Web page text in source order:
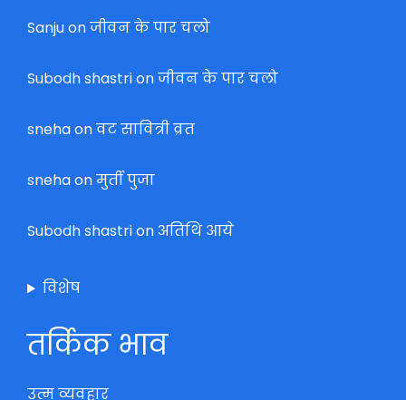
Sanjuonजीवन के पार चलो
Subodh shastrionजीवन के पार चलो
snehaonवट सावित्री व्रत
snehaonमुर्ती पुजा
Subodh shastrionअतिथि आये
विशेष
तर्किक भाव
उत्म व्यवहार